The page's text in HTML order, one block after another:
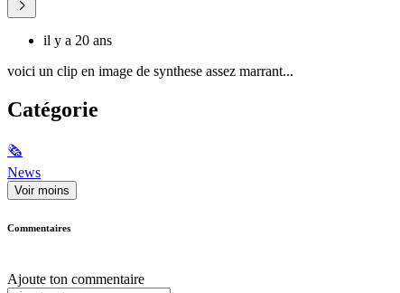
il y a 20 ans
voici un clip en image de synthese assez marrant...
Catégorie
🗞
News
Voir moins
Commentaires
Ajoute ton commentaire